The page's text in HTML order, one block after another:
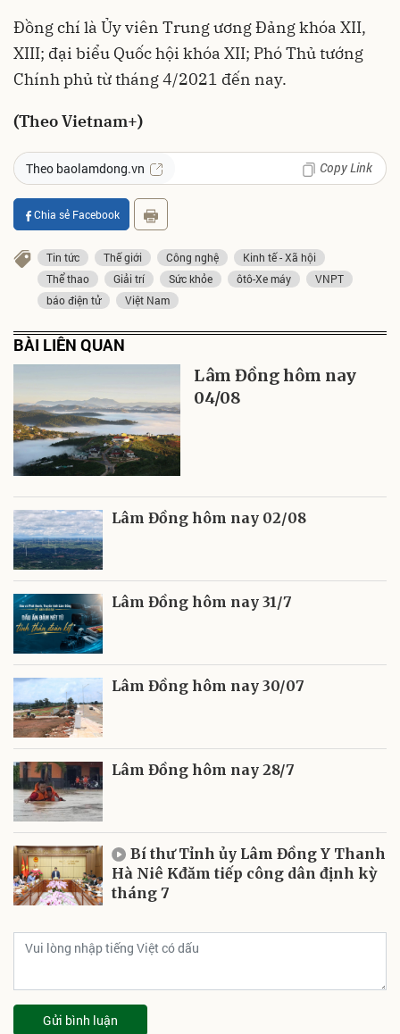
Đồng chí là Ủy viên Trung ương Đảng khóa XII,
XIII; đại biểu Quốc hội khóa XII; Phó Thủ tướng
Chính phủ từ tháng 4/2021 đến nay.
(Theo Vietnam+)
Theo baolamdong.vn Copy Link
Chia sẻ Facebook
Tin tức Thế giới Công nghệ
Kinh tế - Xã hội
Thể thao
Giải trí Sức khỏe ôtô-Xe máy
VNPT
báo điện tử
Việt Nam
BÀI LIÊN QUAN
Lâm Đồng hôm nay
04/08
Lâm Đồng hôm nay 02/08
Lâm Đồng hôm nay 31/7
Lâm Đồng hôm nay 30/07
Lâm Đồng hôm nay 28/7
Bí thư Tỉnh ủy Lâm Đồng Y Thanh
Hà Niê Kđăm tiếp công dân định kỳ
tháng 7
Gửi bình luận